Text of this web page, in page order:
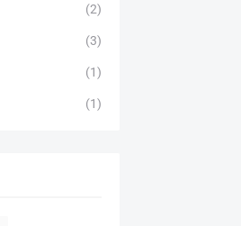
(2)
(3)
(1)
(1)